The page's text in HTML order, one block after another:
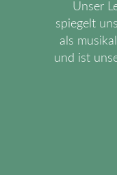
Unser
spiegelt
als
und ist